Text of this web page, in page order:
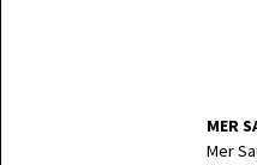
MER
Mer